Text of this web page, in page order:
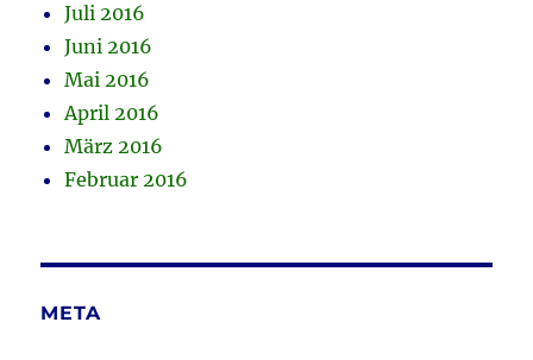
Juli 2016
Juni 2016
Mai 2016
April 2016
März 2016
Februar 2016
META